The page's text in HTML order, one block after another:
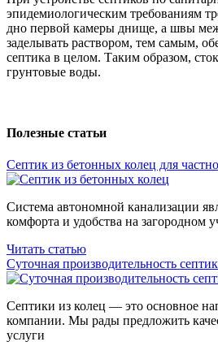
эпидемиологическим требованиям
дно первой камеры днище, а швы
заделывать раствором, тем самым,
септика в целом. Таким образом,
грунтовые воды.
Полезные статьи
Септик из бетонных колец для
Система автономной канализации
комфорта и удобства на загородном
Читать статью
Суточная производительность
Септики из колец — это основное
компании. Мы рады предложить
услуги